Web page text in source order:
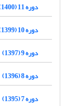
دوره 11 (1400)
دوره 10 (1399)
دوره 9 (1397)
دوره 8 (1396)
دوره 7 (1395)